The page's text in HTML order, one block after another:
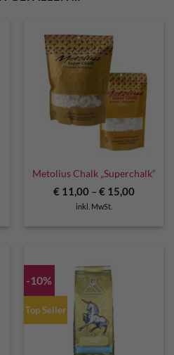
Metolius Chalk „Superchalk“
€11,00– €15,00
inkl. MwSt.
-10%
Top Seller